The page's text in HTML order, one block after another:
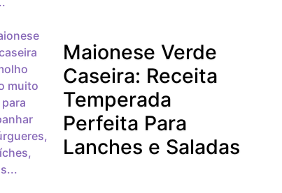
Maionese Verde
Caseira: Receita
Temperada
Perfeita Para
Lanches e Saladas